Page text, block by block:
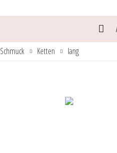
Schmuck Ketten lang